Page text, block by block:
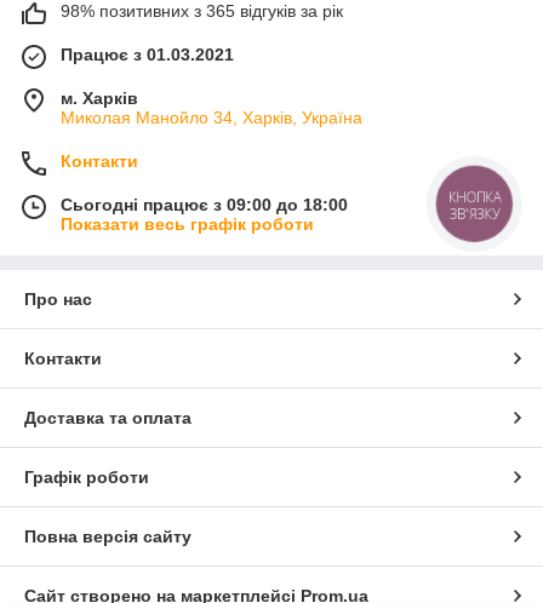
98% позитивних з 365 відгуків за рік
Працює з 01.03.2021
м. Харків
Миколая Манойло 34, Харків, Україна
Контакти
Сьогодні працює з 09:00 до 18:00
Показати весь графік роботи
Про нас
Контакти
Доставка та оплата
Графік роботи
Повна версія сайту
Сайт створено на маркетплейсі Prom.ua
КНОПКА
ЗВ'ЯЗКУ